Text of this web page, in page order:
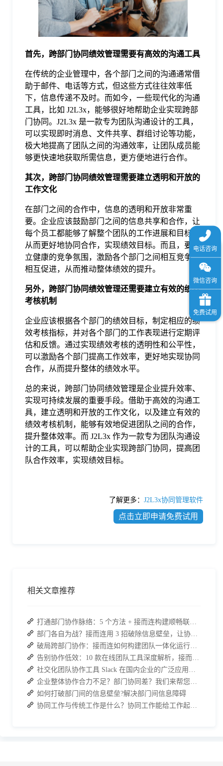
首先，跨部门协同绩效管理需要有高效的沟通工具
在传统的企业管理中，各个部门之间的沟通通常借
助于邮件、电话等方式，但这些方式往往效率低
下，信息传递不及时。而如今，一些现代化的沟通
工具，比如 J2L3x，能够很好地帮助企业实现跨部
门协同。J2L3x 是一款专为团队沟通设计的工具，
可以实现即时消息、文件共享、群组讨论等功能，
极大地提高了团队之间的沟通效率，让团队成员能
够更快速地获取所需信息，更方便地进行合作。
其次，跨部门协同绩效管理需要建立透明和开放的
工作文化
在部门之间的合作中，信息的透明和开放非常重
要。企业应该鼓励部门之间的信息共享和合作，让
每个员工都能够了解整个团队的工作进展和目标，
从而更好地协同合作，实现绩效目标。而且，要建
立健康的竞争氛围，激励各个部门之间相互竞争，
相互促进，从而推动整体绩效的提升。
另外，跨部门协同绩效管理还需要建立有效的绩效
考核机制
企业应该根据各个部门的绩效目标，制定相应的绩
效考核指标，并对各个部门的工作表现进行定期评
估和反馈。通过实现绩效考核的透明性和公平性，
可以激励各个部门提高工作效率，更好地实现协同
合作，从而提升整体的绩效水平。
总的来说，跨部门协同绩效管理是企业提升效率、
实现可持续发展的重要手段。借助于高效的沟通工
具，建立透明和开放的工作文化，以及建立有效的
绩效考核机制，能够有效地促进团队之间的合作，
提升整体效率。而 J2L3x 作为一款专为团队沟通设
计的工具，可以帮助企业实现跨部门协同，提高团
队合作效率，实现绩效目标。
了解更多： J2L3x协同管理软件
点击立即申请免费试用
相关文章推荐
如何打破部门间的信息壁垒?解决部门间信息障碍